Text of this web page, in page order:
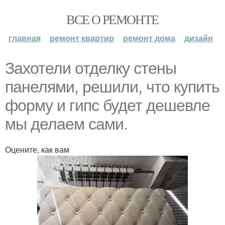
ВСЕ О РЕМОНТЕ
главная ремонт квартир ремонт дома дизайн
Захотели отделку стены
панелями, решили, что купить
форму и гипс будет дешевле
мы делаем сами.
Оцените, как вам